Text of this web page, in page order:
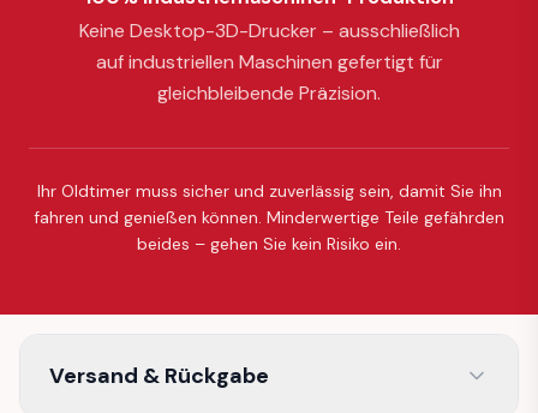
Keine Desktop-3D-Drucker – ausschließlich
auf industriellen Maschinen gefertigt für
gleichbleibende Präzision.
Ihr Oldtimer muss sicher und zuverlässig sein, damit Sie ihn
fahren und genießen können. Minderwertige Teile gefährden
beides – gehen Sie kein Risiko ein.
Versand & Rückgabe